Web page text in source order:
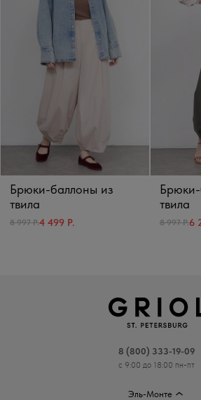
Брюки-баллоны из
твила
8 997 Р.4 499 Р.
твила
8 997 Р.6
8 (800) 333-19-09
с 9:00 до 18:00 пн-пт
Эль-Монте